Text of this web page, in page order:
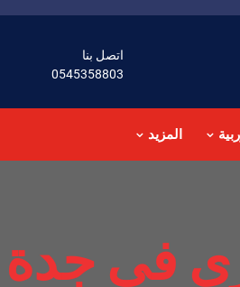
اتصل بنا
0545358803
المزيد
في جدة